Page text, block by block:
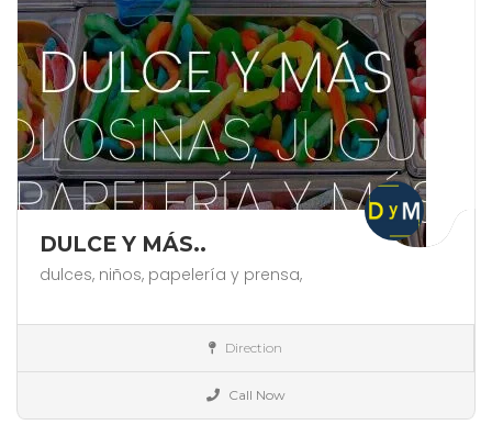
DULCE Y MÁS..
dulces, niños, papelería y prensa,
Direction
Call Now